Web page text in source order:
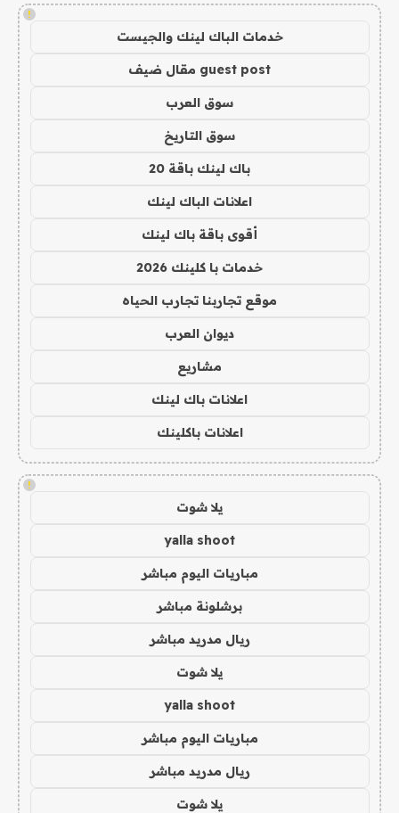
!
خدمات الباك لينك والجيست
guest post مقال ضيف
سوق العرب
سوق التاريخ
باك لينك باقة 20
اعلانات الباك لينك
أقوى باقة باك لينك
خدمات با كلينك 2026
موقع تجاربنا تجارب الحياه
ديوان العرب
مشاريع
اعلانات باك لينك
اعلانات باكلينك
!
يلا شوت
yalla shoot
مباريات اليوم مباشر
برشلونة مباشر
ريال مدريد مباشر
يلا شوت
yalla shoot
مباريات اليوم مباشر
ريال مدريد مباشر
يلا شوت